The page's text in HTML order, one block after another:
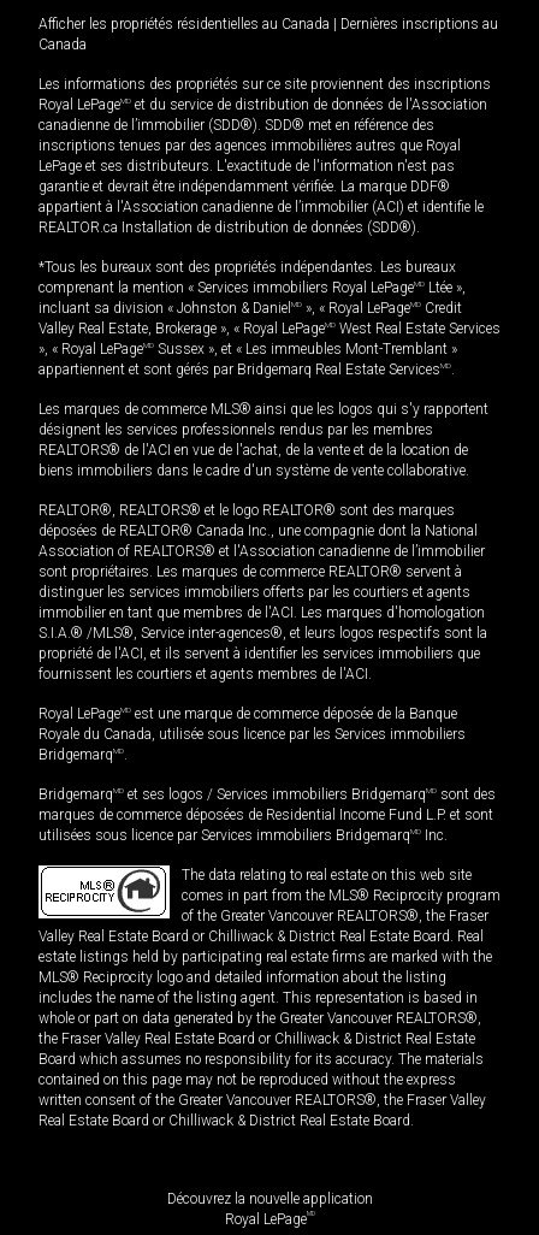
Afficher les propriétés résidentielles au Canada
Dernières inscriptions au
Canada
Les informations des propriétés sur ce site proviennent des inscriptions
Royal LePageMD et du service de distribution de données de l'Association
canadienne de l’immobilier (SDD®). SDD® met en référence des
inscriptions tenues par des agences immobilières autres que Royal
LePage et ses distributeurs. L'exactitude de l'information n'est pas
garantie et devrait être indépendamment vérifiée. La marque DDF®
appartient à l'Association canadienne de l’immobilier (ACI) et identifie le
REALTOR.ca Installation de distribution de données (SDD®).
*Tous les bureaux sont des propriétés indépendantes. Les bureaux
comprenant la mention « Services immobiliers Royal LePageMD Ltée »,
incluant sa division « Johnston & Daniel MD », « Royal LePageMD Credit
Valley Real Estate, Brokerage », « Royal LePageMD West Real Estate Services
», « Royal LePageMD Sussex », et « Les immeubles Mont-Tremblant »
appartiennent et sont gérés par Bridgemarq Real Estate ServicesMD.
Les marques de commerce MLS® ainsi que les logos qui s'y rapportent
désignent les services professionnels rendus par les membres
REALTORS® de l'ACI en vue de l'achat, de la vente et de la location de
biens immobiliers dans le cadre d'un système de vente collaborative.
REALTOR®, REALTORS® et le logo REALTOR® sont des marques
déposées de REALTOR® Canada Inc., une compagnie dont la National
Association of REALTORS® et l'Association canadienne de l’immobilier
sont propriétaires. Les marques de commerce REALTOR® servent à
distinguer les services immobiliers offerts par les courtiers et agents
immobilier en tant que membres de l'ACI. Les marques d'homologation
S.I.A.® /MLS®, Service inter-agences®, et leurs logos respectifs sont la
propriété de l'ACI, et ils servent à identifier les services immobiliers que
fournissent les courtiers et agents membres de l'ACI.
Royal LePageMD est une marque de commerce déposée de la Banque
Royale du Canada, utilisée sous licence par les Services immobiliers
BridgemarqMD.
BridgemarqMD et ses logos / Services immobiliers BridgemarqMD sont des
marques de commerce déposées de Residential Income Fund L.P. et sont
utilisées sous licence par Services immobiliers BridgemarqMD Inc.
The data relating to real estate on this web site
comes in part from the MLS® Reciprocity program
of the Greater Vancouver REALTORS®, the Fraser
Valley Real Estate Board or Chilliwack & District Real Estate Board. Real
estate listings held by participating real estate firms are marked with the
MLS® Reciprocity logo and detailed information about the listing
includes the name of the listing agent. This representation is based in
whole or part on data generated by the Greater Vancouver REALTORS®,
the Fraser Valley Real Estate Board or Chilliwack & District Real Estate
Board which assumes no responsibility for its accuracy. The materials
contained on this page may not be reproduced without the express
written consent of the Greater Vancouver REALTORS®, the Fraser Valley
Real Estate Board or Chilliwack & District Real Estate Board.
Découvrez la nouvelle application
Royal LePageMD